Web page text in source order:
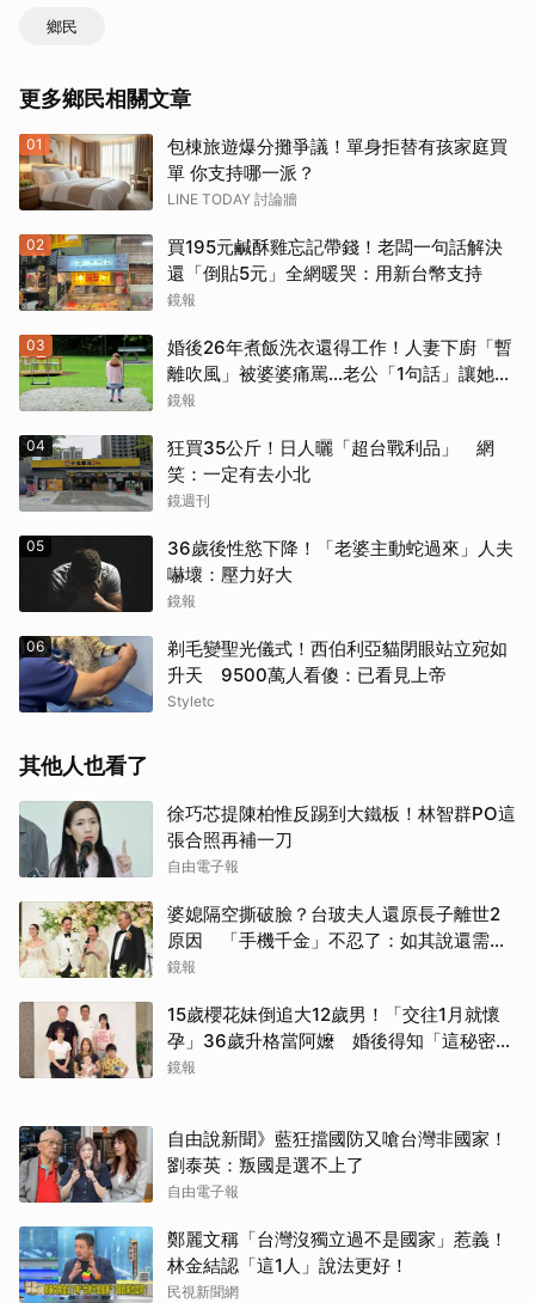
鄉民
更多鄉民相關文章
01
包棟旅遊爆分攤爭議！單身拒替有孩家庭買
單 你支持哪一派？
LINE TODAY 討論牆
02
買195元鹹酥雞忘記帶錢！老闆一句話解決
還「倒貼5元」全網暖哭：用新台幣支持
鏡報
03
婚後26年煮飯洗衣還得工作！人妻下廚「暫
離吹風」被婆婆痛罵…老公「1句話」讓她心
寒
鏡報
04
狂買35公斤！日人曬「超台戰利品」 網
笑：一定有去小北
鏡週刊
05
36歲後性慾下降！「老婆主動蛇過來」人夫
嚇壞：壓力好大
鏡報
06
剃毛變聖光儀式！西伯利亞貓閉眼站立宛如
升天 9500萬人看傻：已看見上帝
Styletc
其他人也看了
徐巧芯提陳柏惟反踢到大鐵板！林智群PO這
張合照再補一刀
自由電子報
婆媳隔空撕破臉？台玻夫人還原長子離世2
原因 「手機千金」不忍了：如其說還需要
離開嗎？
鏡報
15歲櫻花妹倒追大12歲男！「交往1月就懷
孕」36歲升格當阿嬤 婚後得知「這秘密」
傻眼了
鏡報
自由說新聞》藍狂擋國防又嗆台灣非國家！
劉泰英：叛國是選不上了
自由電子報
鄭麗文稱「台灣沒獨立過不是國家」惹義！
林金結認「這1人」說法更好！
民視新聞網